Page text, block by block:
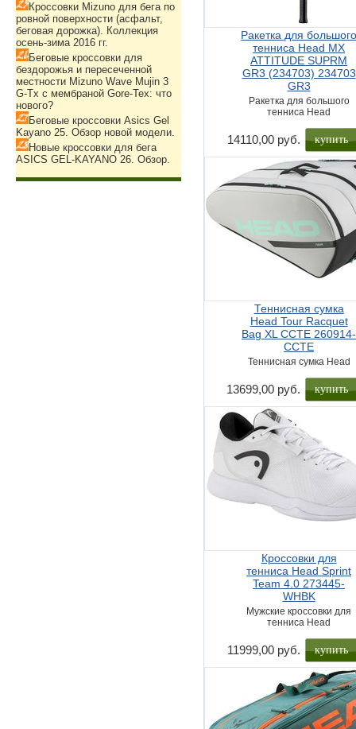
Ракетка для
тенниса Head MX
ATTITUDE SUPRM
GR3 (234703) 234703
GR3
Ракетка для большого
тенниса Head
14110,00 руб. купить
Теннисная сумка
Head Tour Racquet
Bag XL CCTE 260914-
CCTE
Теннисная сумка Head
13699,00 руб. купить
Кроссовки для
тенниса Head Sprint
Team 4.0 273445-
WHBK
Мужские кроссовки для
тенниса Head
11999,00 руб. купить
Кроссовки Mizuno для бега по
ровной поверхности (асфальт,
беговая дорожка). Коллекция
осень-зима 2016 гг.
Беговые кроссовки для
бездорожья и пересеченной
местности Mizuno Wave Mujin 3
G-Tx с мембраной Gore-Tex: что
нового?
Беговые кроссовки Asics Gel
Kayano 25. Обзор новой модели.
Новые кроссовки для бега
ASICS GEL-KAYANO 26. Обзор.